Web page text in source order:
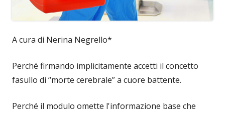
A cura di Nerina Negrello*
Perché firmando implicitamente accetti il concetto
fasullo di “morte cerebrale” a cuore battente.
Perché il modulo omette l'informazione base che